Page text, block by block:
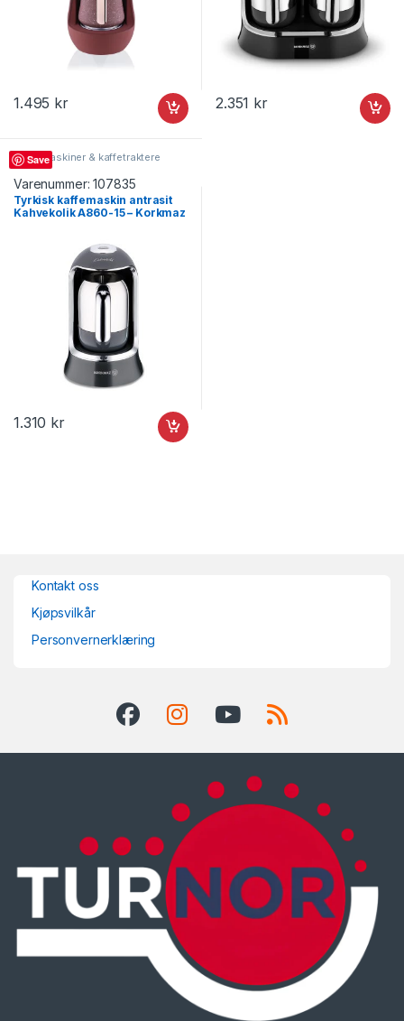
1.495 kr 2.351 kr
Save
Kaffemaskiner & kaffetraktere
Varenummer:107835
Tyrkisk kaffemaskin antrasit
Kahvekolik A860-15 – Korkmaz
1.310 kr
Kontakt oss
Kjøpsvilkår
Personvernerklæring